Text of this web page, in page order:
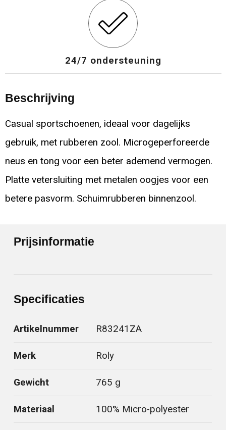
24/7 ondersteuning
Beschrijving
Casual sportschoenen, ideaal voor dagelijks
gebruik, met rubberen zool. Microgeperforeerde
neus en tong voor een beter ademend vermogen.
Platte vetersluiting met metalen oogjes voor een
betere pasvorm. Schuimrubberen binnenzool.
Prijsinformatie
Specificaties
Artikelnummer R83241ZA
Merk Roly
Gewicht 765 g
Materiaal 100% Micro-polyester